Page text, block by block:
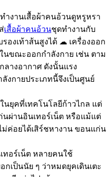
ำงานเสื้อผ้าคนอ้วนดูหรูหรา
เสื้อผ้าคนอ้วนชุดทำงานกับ
องเท้าส้นสูงได้ ☁ เครื่องออก
นขณะออกกำลังกาย เช่น ตาม
ลางอากาศ ดังนั้นแรง
งกายประเภทนี้จึงเป็นศูนย์
นยุคที่เทคโนโลยีก้าวไกล แต่
ผ่านอินเทอร์เน็ต หรือแม้แต่
ค่อยได้เสิร์ชหางาน ขอนแก่น
อร์เน็ต หลายคนใช้
กเป็นนัย ๆ ว่าหมดยุคเดินเตะ